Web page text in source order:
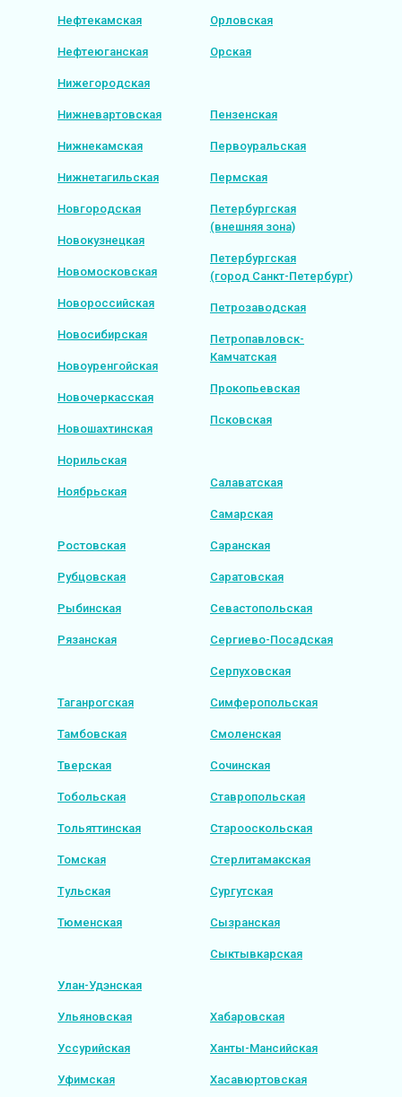
Нефтекамская
Нефтеюганская
Нижегородская
Нижневартовская
Нижнекамская
Нижнетагильская
Новгородская
Новокузнецкая
Новомосковская
Новороссийская
Новосибирская
Новоуренгойская
Новочеркасская
Новошахтинская
Норильская
Ноябрьская
Орловская
Орская
Пензенская
Первоуральская
Пермская
Петербургская
(внешняя зона)
Петербургская
(город Санкт-Петербург)
Петрозаводская
Петропавловск-
Камчатская
Прокопьевская
Псковская
Ростовская
Рубцовская
Рыбинская
Рязанская
Салаватская
Самарская
Саранская
Саратовская
Севастопольская
Сергиево-Посадская
Серпуховская
Симферопольская
Смоленская
Сочинская
Ставропольская
Старооскольская
Стерлитамакская
Сургутская
Сызранская
Сыктывкарская
Таганрогская
Тамбовская
Тверская
Тобольская
Тольяттинская
Томская
Тульская
Тюменская
Улан-Удэнская
Ульяновская
Уссурийская
Уфимская
Хабаровская
Ханты-Мансийская
Хасавюртовская